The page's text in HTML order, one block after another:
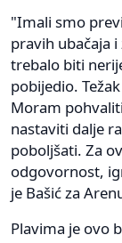
"Imali smo
pravih ubačaja
trebalo biti
pobijedio.
Moram
nastaviti dalje
poboljšati. Za
odgovornost,
je Bašić za
Plavima je ovo